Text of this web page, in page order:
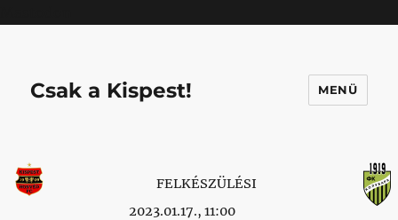
Csak a Kispest! MENÜ
FELKÉSZÜLÉSI
2023.01.17., 11:00